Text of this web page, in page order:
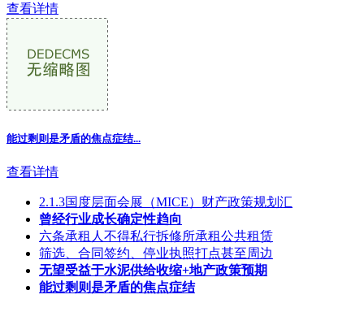
查看详情
能过剩则是矛盾的焦点症结...
查看详情
2.1.3国度层面会展（MICE）财产政策规划汇
曾经行业成长确定性趋向
六条承租人不得私行拆修所承租公共租赁
筛选、合同签约、停业执照打点甚至周边
无望受益于水泥供给收缩+地产政策预期
能过剩则是矛盾的焦点症结